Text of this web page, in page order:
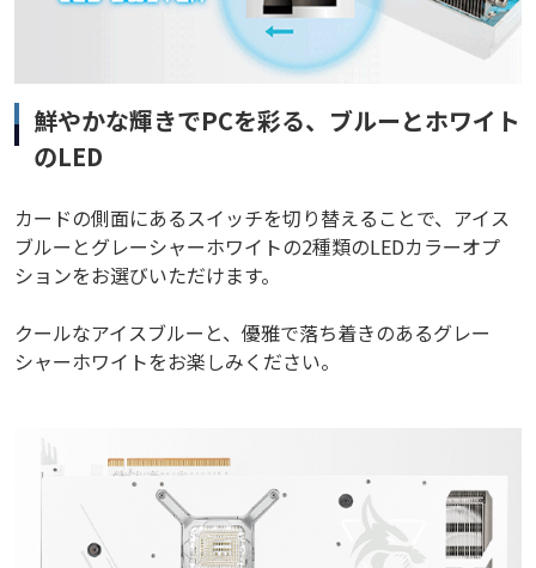
鮮やかな輝きでPCを彩る、ブルーとホワイト
のLED
カードの側面にあるスイッチを切り替えることで、アイス
ブルーとグレーシャーホワイトの2種類のLEDカラーオプ
ションをお選びいただけます。
クールなアイスブルーと、優雅で落ち着きのあるグレー
シャーホワイトをお楽しみください。